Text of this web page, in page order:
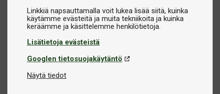
Linkkiä napsauttamalla voit lukea lisää siitä, kuinka
käytämme evästeitä ja muita tekniikoita ja kuinka
Lisätietoja evästeistä
Googlen tietosuojakäytäntö
Näytä tiedot